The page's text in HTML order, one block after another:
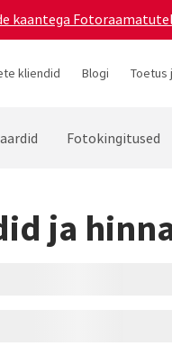
kaantega
kliendid Blogi Toetus
Fotokingitused
ja